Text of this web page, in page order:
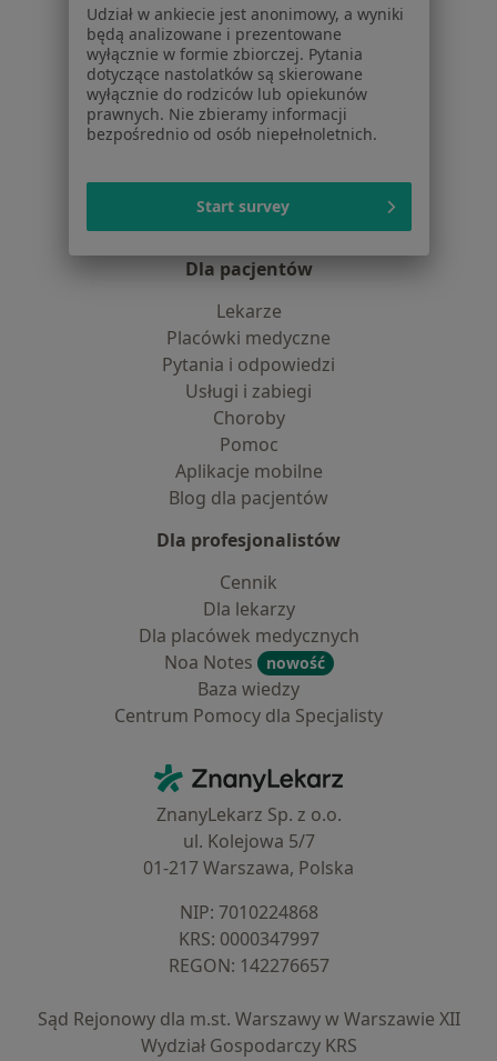
dane pozyskaliśmy samodzielnie
Polityka cookies
Jak działają wyniki wyszukiwania
Dostępność
O nas
Praca Rekrutujemy!
Centrum prasowe
Kontakt
Dla pacjentów
Lekarze
Placówki medyczne
Pytania i odpowiedzi
Usługi i zabiegi
Choroby
Pomoc
Aplikacje mobilne
Blog dla pacjentów
Dla profesjonalistów
Cennik
Dla lekarzy
Dla placówek medycznych
Noa Notes
nowość
Baza wiedzy
Centrum Pomocy dla Specjalisty
ZnanyLekarz - Strona główna
ZnanyLekarz Sp. z o.o.
ul. Kolejowa 5/7
01-217 Warszawa, Polska
NIP: ⁠7010224868
KRS: ⁠0000347997
REGON: ⁠142276657
Sąd Rejonowy dla m.st. Warszawy w Warszawie XII
Wydział Gospodarczy KRS
Udział w ankiecie jest anonimowy, a wyniki
będą analizowane i prezentowane
wyłącznie w formie zbiorczej. Pytania
dotyczące nastolatków są skierowane
wyłącznie do rodziców lub opiekunów
prawnych. Nie zbieramy informacji
bezpośrednio od osób niepełnoletnich.
Start survey